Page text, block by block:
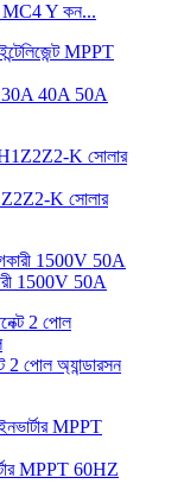
MC4 Y কন...
30A 40A 50A
K সোলার
1500V 50A
পোল অ্যান্ডারসন
MPPT 60HZ